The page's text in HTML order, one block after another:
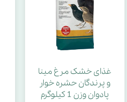
غذای خشک مرغ مینا
و پرندگان حشره خوار
پادوان وزن 1 کیلوگرم